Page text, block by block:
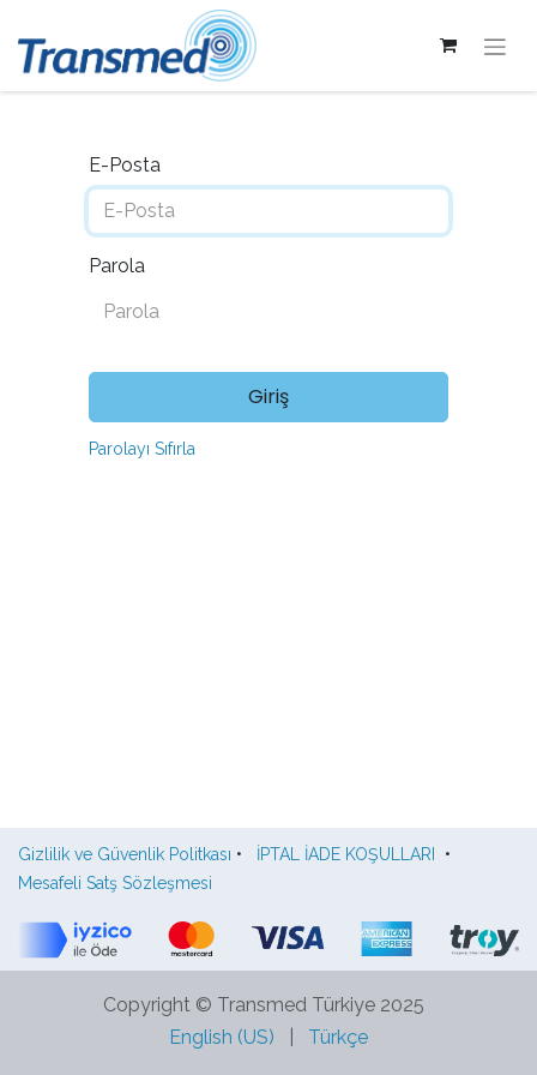
E-Posta
Parola
Giriş
Parolayı Sıfırla
Gizlilik ve Güvenlik Politkası • İPTAL İADE KOŞULLARI
•
Mesafeli Satş Sözleşmesi
Copyright © Transmed Türkiye 2025
English (US)
Türkçe